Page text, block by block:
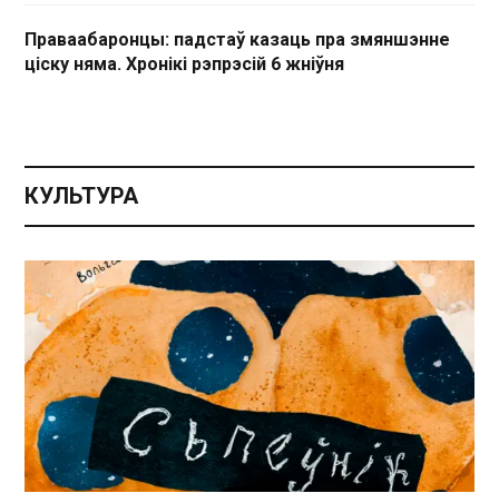
Праваабаронцы: падстаў казаць пра змяншэнне
ціску няма. Хронікі рэпрэсій 6 жніўня
КУЛЬТУРА